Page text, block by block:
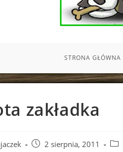
STRONA GŁÓWNA
zakładka
Post 2 sierpnia, 2011
Post